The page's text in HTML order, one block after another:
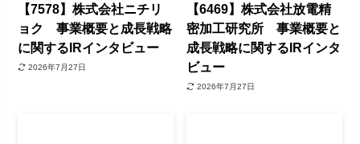
【7578】株式会社ニチリ
ョク 事業概要と成長戦略
に関するIRインタビュー
2026年7月27日
【6469】株式会社放電精
密加工研究所 事業概要と
成長戦略に関するIRインタ
ビュー
2026年7月27日